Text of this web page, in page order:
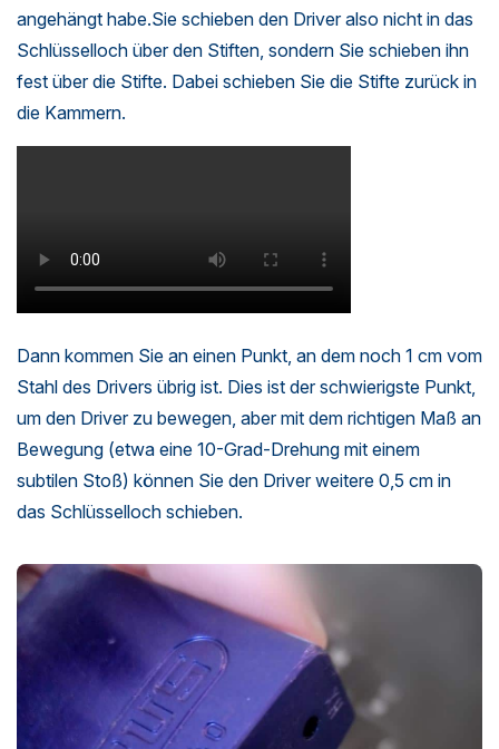
angehängt habe.Sie schieben den Driver also nicht in das
Schlüsselloch über den Stiften, sondern Sie schieben ihn
fest über die Stifte. Dabei schieben Sie die Stifte zurück in
die Kammern.
Dann kommen Sie an einen Punkt, an dem noch 1 cm vom
Stahl des Drivers übrig ist. Dies ist der schwierigste Punkt,
um den Driver zu bewegen, aber mit dem richtigen Maß an
Bewegung (etwa eine 10-Grad-Drehung mit einem
subtilen Stoß) können Sie den Driver weitere 0,5 cm in
das Schlüsselloch schieben.